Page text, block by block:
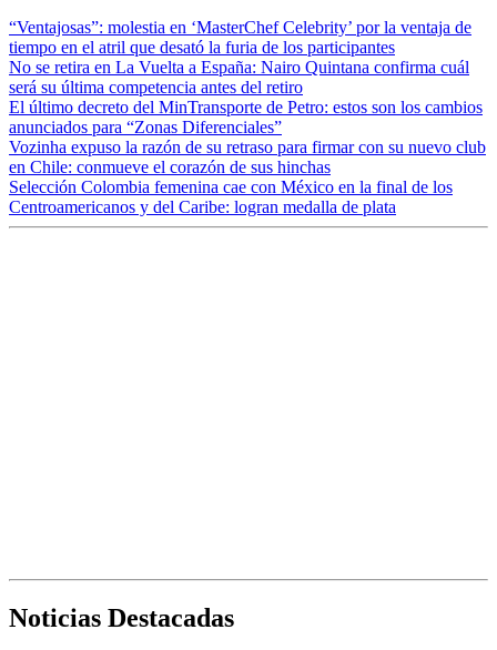
“Ventajosas”: molestia en ‘MasterChef Celebrity’ por la ventaja de
tiempo en el atril que desató la furia de los participantes
No se retira en La Vuelta a España: Nairo Quintana confirma cuál
será su última competencia antes del retiro
El último decreto del MinTransporte de Petro: estos son los cambios
anunciados para “Zonas Diferenciales”
Vozinha expuso la razón de su retraso para firmar con su nuevo club
en Chile: conmueve el corazón de sus hinchas
Selección Colombia femenina cae con México en la final de los
Centroamericanos y del Caribe: logran medalla de plata
Noticias Destacadas